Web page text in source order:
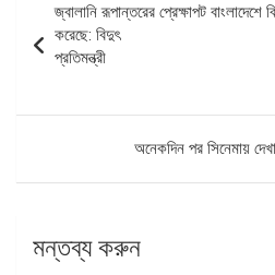
ন্যাভিগেশন
জ্বালানি রূপান্তরের প্রেক্ষাপট
করেছে: বিদুৎ
অনেকদিন পর সিনেমায়
মন্তব্য করুন